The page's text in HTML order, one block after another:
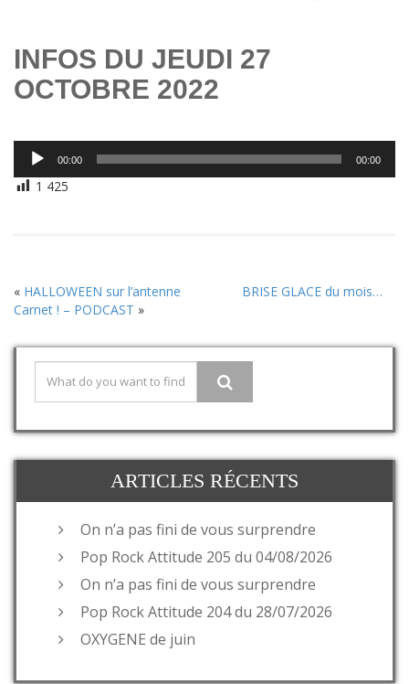
INFOS DU JEUDI 27
OCTOBRE 2022
Lecteur
audio
00:00 00:00
1 425
« HALLOWEEN sur l’antenne
BRISE GLACE du mois…
Carnet ! – PODCAST »
ARTICLES RÉCENTS
On n’a pas fini de vous surprendre
Pop Rock Attitude 205 du 04/08/2026
On n’a pas fini de vous surprendre
Pop Rock Attitude 204 du 28/07/2026
OXYGENE de juin